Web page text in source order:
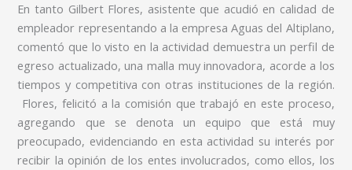
En tanto Gilbert Flores, asistente que acudió en calidad de
empleador representando a la empresa Aguas del Altiplano,
comentó que lo visto en la actividad demuestra un perfil de
egreso actualizado, una malla muy innovadora, acorde a los
tiempos y competitiva con otras instituciones de la región.
Flores, felicitó a la comisión que trabajó en este proceso,
agregando que se denota un equipo que está muy
preocupado, evidenciando en esta actividad su interés por
recibir la opinión de los entes involucrados, como ellos, los